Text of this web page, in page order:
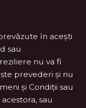
în acești
sau
nu va fi
prevederi și nu
și Condiții sau
sau